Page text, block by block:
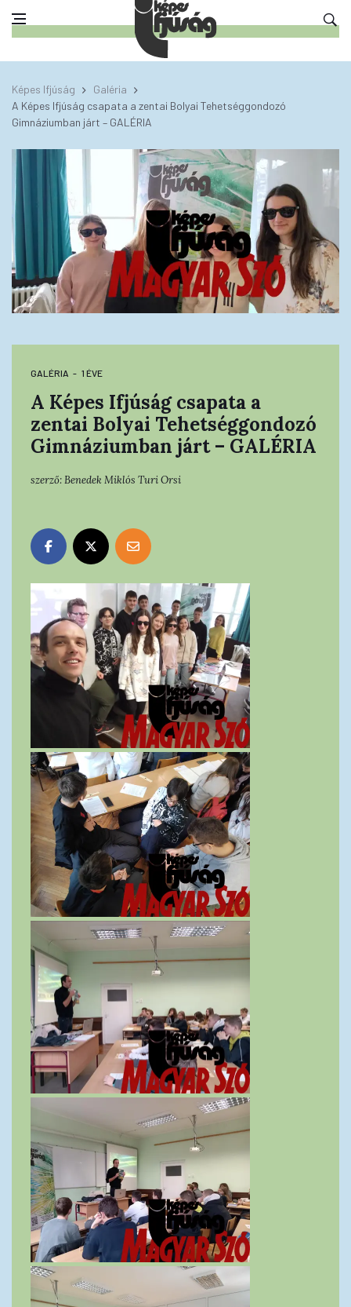
Képes Ifjúság
Galéria
A Képes Ifjúság csapata a zentai Bolyai Tehetséggondozó
Gimnáziumban járt – GALÉRIA
GALÉRIA 1 ÉVE
A Képes Ifjúság csapata a
zentai Bolyai Tehetséggondozó
Gimnáziumban járt – GALÉRIA
szerző:Benedek Miklós Turi Orsi